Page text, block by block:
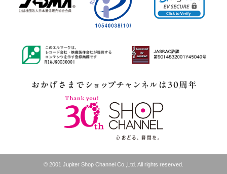
© 2001 Jupiter Shop Channel Co.,Ltd. All rights reserved.